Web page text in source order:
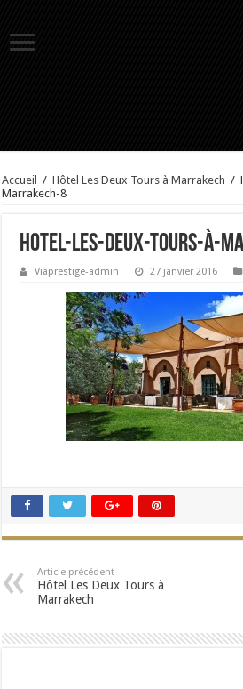
Accueil / Hôtel Les Deux Tours à Marrakech /
Marrakech-8
Hotel-Les-Deux-Tours-à-
Viaprestige-admin 27 janvier 2016
Article précédent
Hôtel Les Deux Tours à
Marrakech